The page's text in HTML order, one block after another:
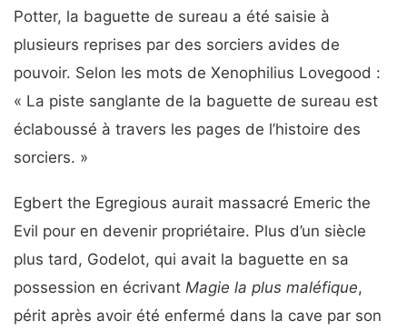
Potter, la baguette de sureau a été saisie à
plusieurs reprises par des sorciers avides de
pouvoir. Selon les mots de Xenophilius Lovegood :
« La piste sanglante de la baguette de sureau est
éclaboussé à travers les pages de l’histoire des
sorciers. »
Egbert the Egregious aurait massacré Emeric the
Evil pour en devenir propriétaire. Plus d’un siècle
plus tard, Godelot, qui avait la baguette en sa
possession en écrivant Magie la plus maléfique,
périt après avoir été enfermé dans la cave par son